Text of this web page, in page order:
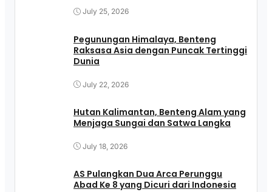
July 25, 2026
Pegunungan Himalaya, Benteng
Raksasa Asia dengan Puncak Tertinggi
Dunia
July 22, 2026
Hutan Kalimantan, Benteng Alam yang
Menjaga Sungai dan Satwa Langka
July 18, 2026
AS Pulangkan Dua Arca Perunggu
Abad Ke 8 yang Dicuri dari Indonesia